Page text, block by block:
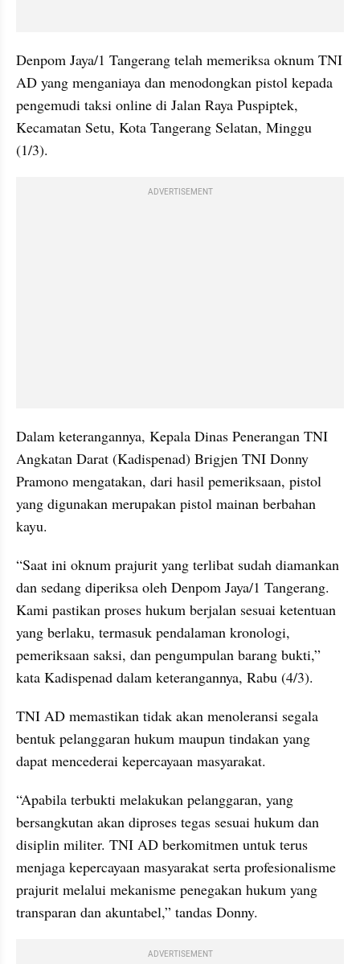
Denpom Jaya/1 Tangerang telah memeriksa oknum TNI
AD yang menganiaya dan menodongkan pistol kepada
pengemudi taksi online di Jalan Raya Puspiptek,
Kecamatan Setu, Kota Tangerang Selatan, Minggu
(1/3).
ADVERTISEMENT
Dalam keterangannya, Kepala Dinas Penerangan TNI
Angkatan Darat (Kadispenad) Brigjen TNI Donny
Pramono mengatakan, dari hasil pemeriksaan, pistol
yang digunakan merupakan pistol mainan berbahan
kayu.
“Saat ini oknum prajurit yang terlibat sudah diamankan
dan sedang diperiksa oleh Denpom Jaya/1 Tangerang.
Kami pastikan proses hukum berjalan sesuai ketentuan
yang berlaku, termasuk pendalaman kronologi,
pemeriksaan saksi, dan pengumpulan barang bukti,”
kata Kadispenad dalam keterangannya, Rabu (4/3).
TNI AD memastikan tidak akan menoleransi segala
bentuk pelanggaran hukum maupun tindakan yang
dapat mencederai kepercayaan masyarakat.
“Apabila terbukti melakukan pelanggaran, yang
bersangkutan akan diproses tegas sesuai hukum dan
disiplin militer. TNI AD berkomitmen untuk terus
menjaga kepercayaan masyarakat serta profesionalisme
prajurit melalui mekanisme penegakan hukum yang
transparan dan akuntabel,” tandas Donny.
ADVERTISEMENT